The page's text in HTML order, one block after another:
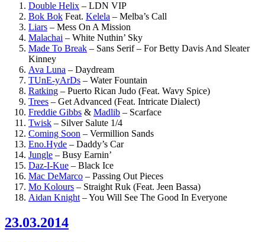
Double Helix – LDN VIP
Bok Bok Feat. Kelela – Melba’s Call
Liars – Mess On A Mission
Malachai – White Nuthin’ Sky
Made To Break – Sans Serif – For Betty Davis And Sleater
Kinney
Ava Luna – Daydream
TUnE-yArDs – Water Fountain
Ratking – Puerto Rican Judo (Feat. Wavy Spice)
Trees – Get Advanced (Feat. Intricate Dialect)
Freddie Gibbs & Madlib – Scarface
Twisk – Silver Salute 1/4
Coming Soon – Vermillion Sands
Eno.Hyde – Daddy’s Car
Jungle – Busy Earnin’
Daz-I-Kue – Black Ice
Mac DeMarco – Passing Out Pieces
Mo Kolours – Straight Ruk (Feat. Jeen Bassa)
Aidan Knight –You Will See The Good In Everyone
23.03.2014